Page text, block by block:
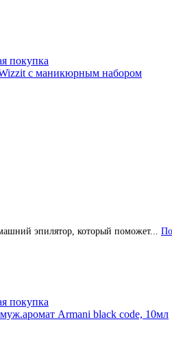
покупка
с маникюрным набором
эпилятор, который поможет...
покупка
Armani black code, 10мл